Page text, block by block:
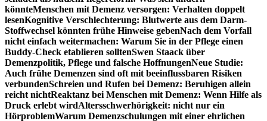
könnteMenschen mit Demenz versorgen: Verhalten doppelt
lesenKognitive Verschlechterung: Blutwerte aus dem Darm-
Stoffwechsel könnten frühe Hinweise gebenNach dem Vorfall
nicht einfach weitermachen: Warum Sie in der Pflege einen
Buddy-Check etablieren solltenSwen Staack über
Demenzpolitik, Pflege und falsche HoffnungenNeue Studie:
Auch frühe Demenzen sind oft mit beeinflussbaren Risiken
verbundenSchreien und Rufen bei Demenz: Beruhigen allein
reicht nichtReaktanz bei Menschen mit Demenz: Wenn Hilfe als
Druck erlebt wirdAltersschwerhörigkeit: nicht nur ein
HörproblemWarum Demenzschulungen mit einer ehrlichen